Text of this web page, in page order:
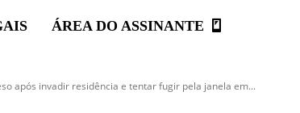
ÁREA DO ASSINANTE
após invadir residência e tentar fugir pela janela em...